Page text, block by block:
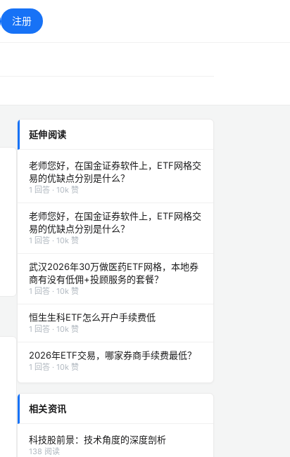
注册
延伸阅读
老师您好，在国金证券软件上，ETF网格交
易的优缺点分别是什么？
1 回答 · 10k 赞
老师您好，在国金证券软件上，ETF网格交
易的优缺点分别是什么？
1 回答 · 10k 赞
武汉2026年30万做医药ETF网格，本地券
商有没有低佣+投顾服务的套餐？
1 回答 · 10k 赞
恒生生科ETF怎么开户手续费低
1 回答 · 10k 赞
2026年ETF交易，哪家券商手续费最低？
1 回答 · 10k 赞
相关资讯
科技股前景：技术角度的深度剖析
138 阅读